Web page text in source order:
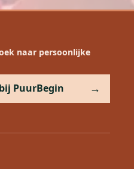
naar persoonlijke
PuurBegin